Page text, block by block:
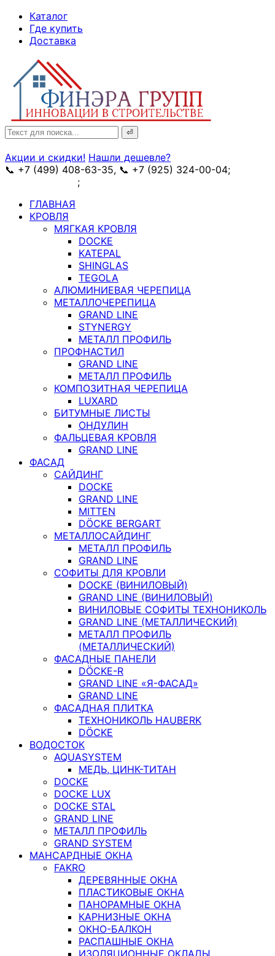
Skip
Content
Каталог
Где купить
Доставка
Search
for:
Акции и скидки! Нашли дешевле?
📞 +7 (499) 408-63-35, 📞 +7 (925) 324-00-04;
;
ГЛАВНАЯ
КРОВЛЯ
МЯГКАЯ КРОВЛЯ
DOCKE
KATEPAL
SHINGLAS
TEGOLA
АЛЮМИНИЕВАЯ ЧЕРЕПИЦА
МЕТАЛЛОЧЕРЕПИЦА
GRAND LINE
STYNERGY
МЕТАЛЛ ПРОФИЛЬ
ПРОФНАСТИЛ
GRAND LINE
МЕТАЛЛ ПРОФИЛЬ
КОМПОЗИТНАЯ ЧЕРЕПИЦА
LUXARD
БИТУМНЫЕ ЛИСТЫ
ОНДУЛИН
ФАЛЬЦЕВАЯ КРОВЛЯ
GRAND LINE
ФАСАД
САЙДИНГ
DOCKE
GRAND LINE
MITTEN
DÖCKE BERGART
МЕТАЛЛОСАЙДИНГ
МЕТАЛЛ ПРОФИЛЬ
GRAND LINE
СОФИТЫ ДЛЯ КРОВЛИ
DOCKE (ВИНИЛОВЫЙ)
GRAND LINE (ВИНИЛОВЫЙ)
ВИНИЛОВЫЕ СОФИТЫ ТЕХНОНИКОЛЬ
GRAND LINE (МЕТАЛЛИЧЕСКИЙ)
МЕТАЛЛ ПРОФИЛЬ
(МЕТАЛЛИЧЕСКИЙ)
ФАСАДНЫЕ ПАНЕЛИ
DÖCKE-R
GRAND LINE «Я-ФАСАД»
GRAND LINE
ФАСАДНАЯ ПЛИТКА
ТЕХНОНИКОЛЬ HAUBERK
DÖCKE
ВОДОСТОК
AQUASYSTEM
МЕДЬ, ЦИНК-ТИТАН
DOCKE
DOCKE LUX
DOCKE STAL
GRAND LINE
МЕТАЛЛ ПРОФИЛЬ
GRAND SYSTEM
МАНСАРДНЫЕ ОКНА
FAKRO
ДЕРЕВЯННЫЕ ОКНА
ПЛАСТИКОВЫЕ ОКНА
ПАНОРАМНЫЕ ОКНА
КАРНИЗНЫЕ ОКНА
ОКНО-БАЛКОН
РАСПАШНЫЕ ОКНА
ИЗОЛЯЦИОННЫЕ ОКЛАДЫ